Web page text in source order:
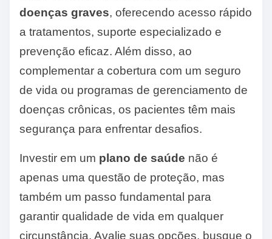
doenças graves, oferecendo acesso rápido
a tratamentos, suporte especializado e
prevenção eficaz. Além disso, ao
complementar a cobertura com um seguro
de vida ou programas de gerenciamento de
doenças crônicas, os pacientes têm mais
segurança para enfrentar desafios.
Investir em um plano de saúde não é
apenas uma questão de proteção, mas
também um passo fundamental para
garantir qualidade de vida em qualquer
circunstância. Avalie suas opções, busque o